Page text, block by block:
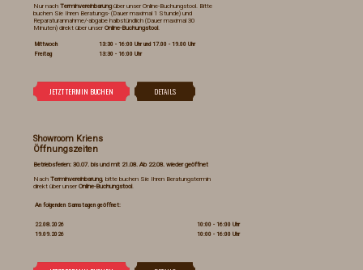
Nur nach Terminvereinbarungüber unser Online-Buchungstool. Bitte
buchen Sie Ihren Beratungs- (Dauer maximal 1 Stunde) und
Reparaturannahme/-abgabe halbstündlich (Dauer maximal 30
Minuten) direkt über unser Online-Buchungstool.
Mittwoch
13:30 - 16:00 Uhr und 17.00 - 19.00 Uhr
Freitag
13:30 - 16:00 Uhr
Showroom Kriens
Öffnungszeiten
Betriebsferien: 30.07. bis und mit 21.08. Ab 22.08. wieder geöffnet
Nach Terminvereinbarung, bitte buchen Sie Ihren Beratungstermin
direkt über unser Online-Buchungstool.
An folgenden Samstagen geöffnet:
22.08.2026
10:00 - 16:00 Uhr
19.09.2026
10:00 - 16:00 Uhr